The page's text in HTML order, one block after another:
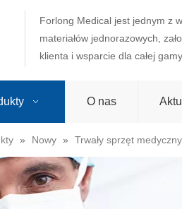
Forlong Medical jest jednym z
materiałów jednorazowych,
klienta i wsparcie dla całej
O nas
» Nowy » Trwały sprzęt medyczny